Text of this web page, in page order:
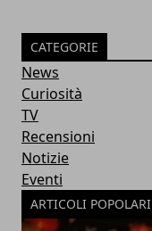
CATEGORIE
News
Curiosità
TV
Recensioni
Notizie
Eventi
ARTICOLI POPOLARI